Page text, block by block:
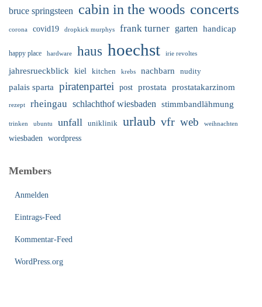
bruce springsteen cabin in the woods concerts
corona covid19 dropkick murphys frank turner garten handicap
happy place hardware haus hoechst irie revoltes
jahresrueckblick kiel kitchen krebs nachbarn nudity
palais sparta piratenpartei post prostata prostatakarzinom
rezept rheingau schlachthof wiesbaden stimmbandlähmung
trinken ubuntu unfall uniklinik urlaub vfr web weihnachten
wiesbaden wordpress
Members
Anmelden
Eintrags-Feed
Kommentar-Feed
WordPress.org